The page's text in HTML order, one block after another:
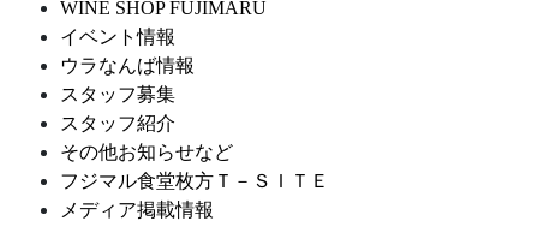
WINE SHOP FUJIMARU
イベント情報
ウラなんば情報
スタッフ募集
スタッフ紹介
その他お知らせなど
フジマル食堂枚方Ｔ－ＳＩＴＥ
メディア掲載情報